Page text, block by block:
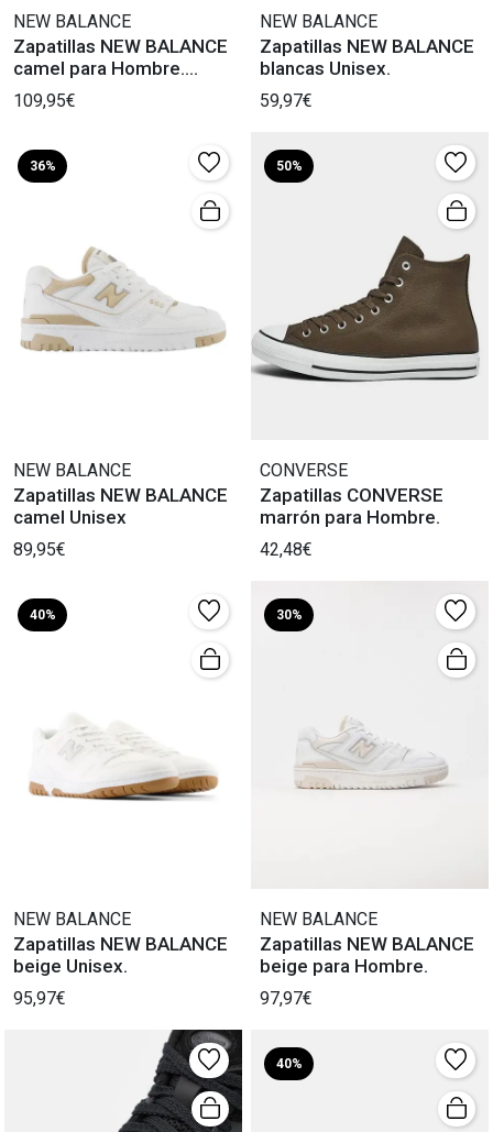
NEW BALANCE
Zapatillas NEW BALANCE
camel para Hombre.
¡Descúbrelas!
109,95€
NEW BALANCE
Zapatillas NEW BALANCE
blancas Unisex.
59,97€
36%
NEW BALANCE
Zapatillas NEW BALANCE
camel Unisex
89,95€
50%
CONVERSE
Zapatillas CONVERSE
marrón para Hombre.
42,48€
40%
NEW BALANCE
Zapatillas NEW BALANCE
beige Unisex.
95,97€
30%
NEW BALANCE
Zapatillas NEW BALANCE
beige para Hombre.
97,97€
40%